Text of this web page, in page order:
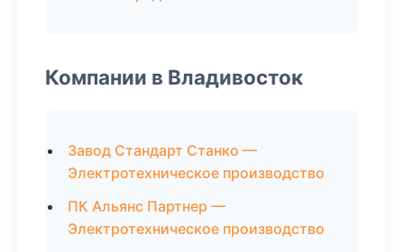
Компании в Владивосток
Завод Стандарт Станко —
Электротехническое производство
ПК Альянс Партнер —
Электротехническое производство